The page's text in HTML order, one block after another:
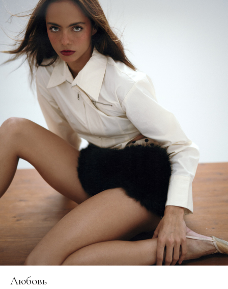
Любовь